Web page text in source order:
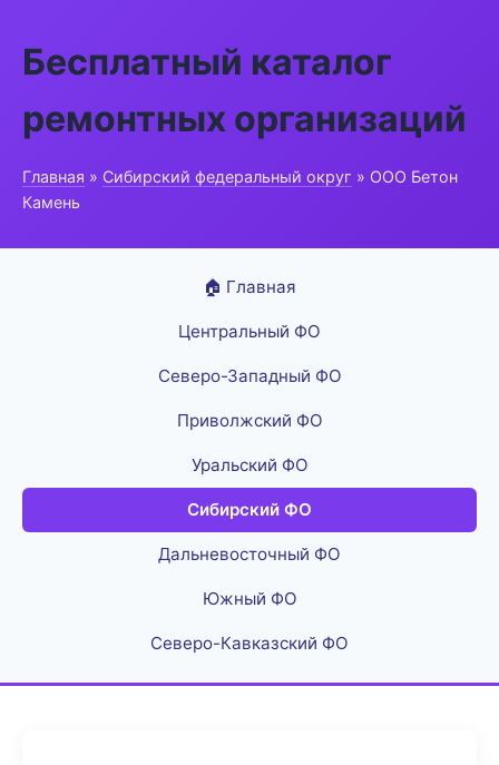
Бесплатный каталог
ремонтных организаций
Главная » Сибирский федеральный округ » ООО Бетон
Камень
🏠 Главная
Центральный ФО
Северо-Западный ФО
Приволжский ФО
Уральский ФО
Сибирский ФО
Дальневосточный ФО
Южный ФО
Северо-Кавказский ФО